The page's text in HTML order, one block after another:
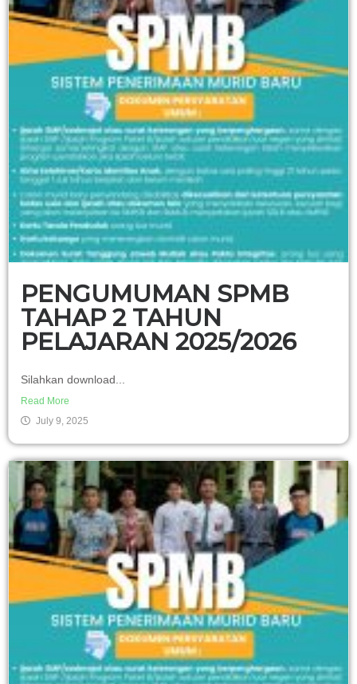
PENGUMUMAN SPMB
TAHAP 2 TAHUN
PELAJARAN 2025/2026
Silahkan download...
Read More
July 9, 2025